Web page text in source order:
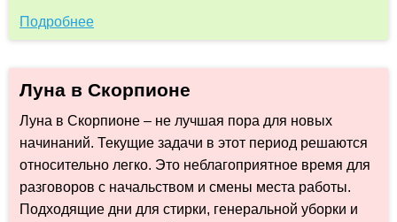
Подробнее
Луна в Скорпионе
Луна в Скорпионе – не лучшая пора для новых
начинаний. Текущие задачи в этот период решаются
относительно легко. Это неблагоприятное время для
разговоров с начальством и смены места работы.
Подходящие дни для стирки, генеральной уборки и